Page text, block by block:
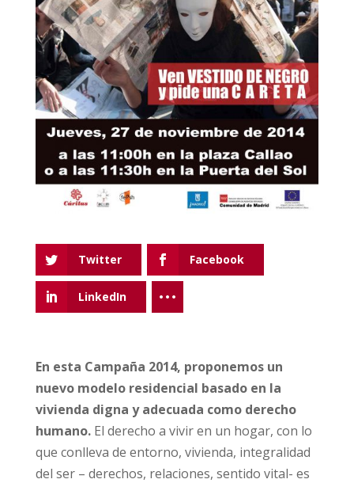
Twitter Facebook
LinkedIn
En esta Campaña 2014, proponemos un
nuevo modelo residencial basado en la
vivienda digna y adecuada como derecho
humano. El derecho a vivir en un hogar, con lo
que conlleva de entorno, vivienda, integralidad
del ser – derechos, relaciones, sentido vital- es